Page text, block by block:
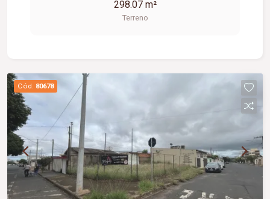
298.07 m²
Terreno
Cód. 80678